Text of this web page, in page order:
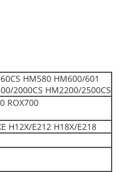
HM580 HM600/601
2000CS HM2200/2500CS
ROX700
H12X/E212 H18X/E218